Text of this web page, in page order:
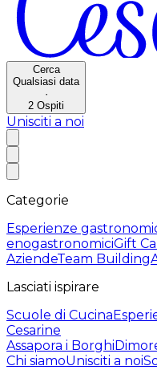
Cerca
Qualsiasi data
·
2 Ospiti
Unisciti a noi
Categorie
Esperienze
enogastronomiciGift
AziendeTeam Building
Lasciati ispirare
Scuole di Cucina
Cesarine
Assapora i Borghi
Chi siamoUnisciti a noi